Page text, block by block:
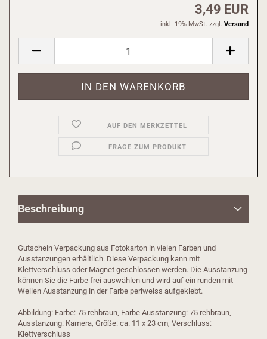
3,49 EUR
inkl. 19% MwSt. zzgl. Versand
AUF DEN MERKZETTEL
FRAGE ZUM PRODUKT
Beschreibung
Gutschein Verpackung aus Fotokarton in vielen Farben und
Ausstanzungen erhältlich. Diese Verpackung kann mit
Klettverschluss oder Magnet geschlossen werden. Die Ausstanzung
können Sie die Farbe frei auswählen und wird auf ein runden mit
Wellen Ausstanzung in der Farbe perlweiss aufgeklebt.
Abbildung: Farbe: 75 rehbraun, Farbe Ausstanzung: 75 rehbraun,
Ausstanzung: Kamera, Größe: ca. 11 x 23 cm, Verschluss:
Klettverschluss